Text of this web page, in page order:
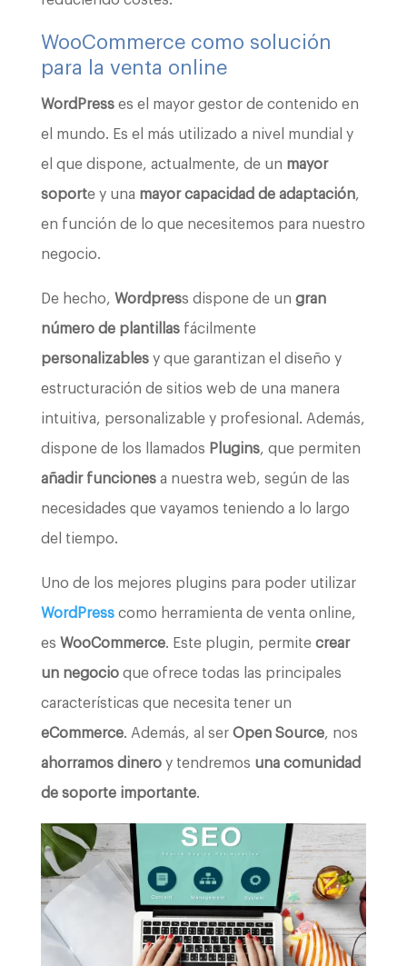
WooCommercecomo solución
para la venta online
WordPresses el mayor gestor de contenido en
el mundo. Es el más utilizado a nivel mundial y
el que dispone, actualmente, de un mayor
soporte y una mayor capacidad de adaptación,
en función de lo que necesitemos para nuestro
negocio.
De hecho, Wordpress dispone de un gran
número de plantillasfácilmente
personalizablesy que garantizan el diseño y
estructuración de sitios web de una manera
intuitiva, personalizable y profesional. Además,
dispone de los llamados Plugins, que permiten
añadir funcionesa nuestra web, según de las
necesidades que vayamos teniendo a lo largo
del tiempo.
Uno de los mejores plugins para poder utilizar
WordPress como herramienta de venta online,
es WooCommerce. Este plugin, permite crear
un negocioque ofrece todas las principales
características que necesita tener un
eCommerce. Además, al ser Open Source, nos
ahorramos dineroy tendremos una comunidad
de soporte importante.